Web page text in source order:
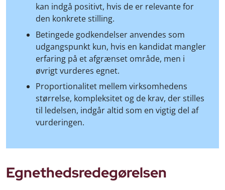
kan indgå positivt, hvis de er relevante for
den konkrete stilling.
Betingede godkendelser anvendes som
udgangspunkt kun, hvis en kandidat mangler
erfaring på et afgrænset område, men i
øvrigt vurderes egnet.
Proportionalitet mellem virksomhedens
størrelse, kompleksitet og de krav, der stilles
til ledelsen, indgår altid som en vigtig del af
vurderingen.
Egnethedsredegørelsen